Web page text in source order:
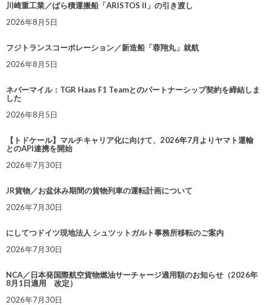
川崎重工業／ばら積運搬船「ARISTOS II」の引き渡し
2026年8月5日
フジトランスコーポレーション／新造船「蓉翔丸」就航
2026年8月5日
ネバーマイル：TGR Haas F1 Teamとのパートナーシップ契約を締結しま
した
2026年8月5日
【トドケール】マルチキャリア化に向けて、2026年7月よりヤマト運輸
とのAPI連携を開始
2026年7月30日
JR貨物／お盆休み期間の貨物列車の運転計画について
2026年7月30日
にしてつドイツ現地法人 シュツットガルト事務所移転のご案内
2026年7月30日
NCA／日本発国際航空貨物燃油サーチャージ適用額のお知らせ（2026年
8月1日適用 改定）
2026年7月30日